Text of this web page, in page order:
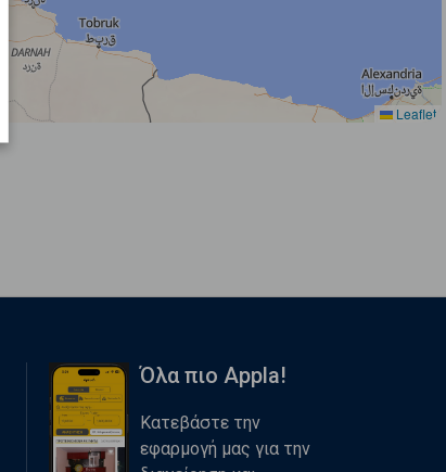
Leaflet
Όλα πιο Appla!
Κατεβάστε την
εφαρμογή μας για την